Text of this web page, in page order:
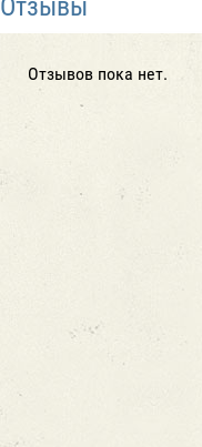
Отзывов пока нет.